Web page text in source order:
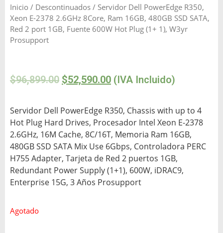
Inicio / Descontinuados / Servidor Dell PowerEdge R350,
Xeon E-2378 2.6GHz 8Core, Ram 16GB, 480GB SSD SATA,
Red 2 port 1GB, Fuente 600W Hot Plug (1+ 1), W3yr
Prosupport
$96,899.00 $52,590.00 (IVA Incluido)
Servidor Dell PowerEdge R350, Chassis with up to 4
Hot Plug Hard Drives, Procesador Intel Xeon E-2378
2.6GHz, 16M Cache, 8C/16T, Memoria Ram 16GB,
480GB SSD SATA Mix Use 6Gbps, Controladora PERC
H755 Adapter, Tarjeta de Red 2 puertos 1GB,
Redundant Power Supply (1+1), 600W, iDRAC9,
Enterprise 15G, 3 Años Prosupport
Agotado